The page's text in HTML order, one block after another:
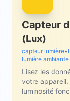
Capteur
(Lux)
capteur lumière•
lumière ambiante
Lisez les
votre appareil.
luminosité